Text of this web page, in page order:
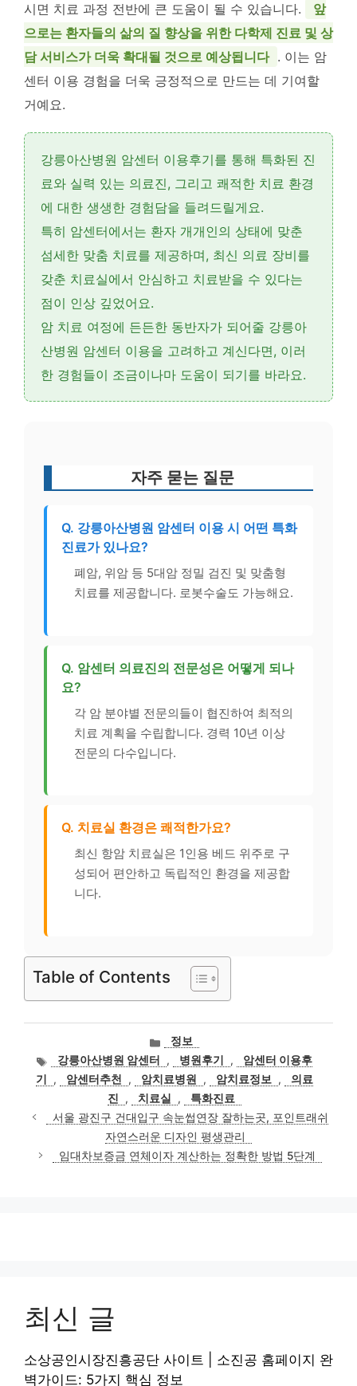
시면 치료 과정 전반에 큰 도움이 될 수 있습니다.
앞
으로는 환자들의 삶의 질 향상을 위한 다학제 진료 및 상
담 서비스가 더욱 확대될 것으로 예상됩니다 . 이는 암
센터 이용 경험을 더욱 긍정적으로 만드는 데 기여할
거예요.
강릉아산병원 암센터 이용후기를 통해 특화된 진
료와 실력 있는 의료진, 그리고 쾌적한 치료 환경
에 대한 생생한 경험담을 들려드릴게요.
특히 암센터에서는 환자 개개인의 상태에 맞춘
섬세한 맞춤 치료를 제공하며, 최신 의료 장비를
갖춘 치료실에서 안심하고 치료받을 수 있다는
점이 인상 깊었어요.
암 치료 여정에 든든한 동반자가 되어줄 강릉아
산병원 암센터 이용을 고려하고 계신다면, 이러
한 경험들이 조금이나마 도움이 되기를 바라요.
자주 묻는 질문
Q. 강릉아산병원 암센터 이용 시 어떤 특화
진료가 있나요?
폐암, 위암 등 5대암 정밀 검진 및 맞춤형
치료를 제공합니다. 로봇수술도 가능해요.
Q. 암센터 의료진의 전문성은 어떻게 되나
요?
각 암 분야별 전문의들이 협진하여 최적의
치료 계획을 수립합니다. 경력 10년 이상
전문의 다수입니다.
Q. 치료실 환경은 쾌적한가요?
최신 항암 치료실은 1인용 베드 위주로 구
성되어 편안하고 독립적인 환경을 제공합
니다.
Table of Contents
카
고
리
정보
태강릉아산병원 암센터 , 병원후기 ,
암센터 이용후
기
, 암센터추천 , 암치료병원 , 암치료정보 ,
의료
진
, 치료실 ,
특화진료
서울 광진구 건대입구 속눈썹연장 잘하는곳, 포인트래쉬
자연스러운 디자인 평생관리
임대차보증금 연체이자 계산하는 정확한 방법 5단계
최신 글
소상공인시장진흥공단 사이트 | 소진공 홈페이지 완
벽가이드: 5가지 핵심 정보